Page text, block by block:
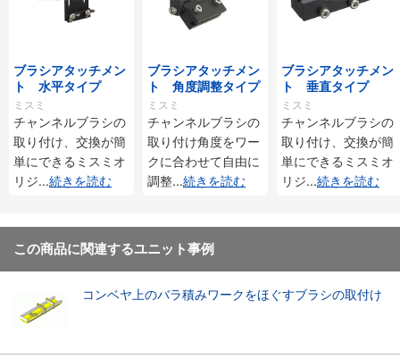
ブラシアタッチメン
ト 水平タイプ
ミスミ
チャンネルブラシの
取り付け、交換が簡
単にできるミスミオ
リジ...続きを読む
ブラシアタッチメン
ト 角度調整タイプ
ミスミ
チャンネルブラシの
取り付け角度をワー
クに合わせて自由に
調整...続きを読む
ブラシアタッチメン
ト 垂直タイプ
ミスミ
チャンネルブラシの
取り付け、交換が簡
単にできるミスミオ
リジ...続きを読む
この商品に関連するユニット事例
コンベヤ上のバラ積みワークをほぐすブラシの取付け